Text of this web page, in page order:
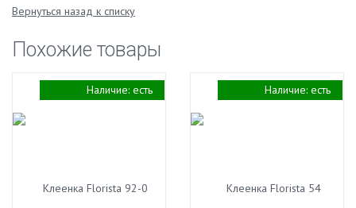
Вернуться назад к списку
Похожие товары
Наличие: есть Наличие: есть